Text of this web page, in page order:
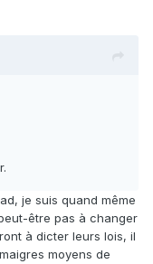
je suis quand même
être pas à changer
à dicter leurs lois, il
moyens de